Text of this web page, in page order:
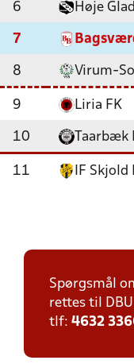
6 Høje
7
8 Virum-
9 Liria FK
10 Taarbæk
11 IF
Spørgsmål
rettes til
tlf: 4632